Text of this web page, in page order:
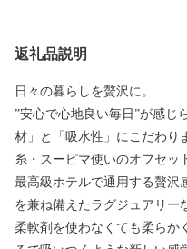
返礼品説明
日々の暮らしを贅沢に。
”安心で心地良い毎日”が感じ
材」と「吸水性」にこだわり
糸・スーピマ使いのオフセッ
最高級ホテルで通用する贅沢
を兼ね備えたラグジュアリー
柔軟剤を使わなくても柔らか